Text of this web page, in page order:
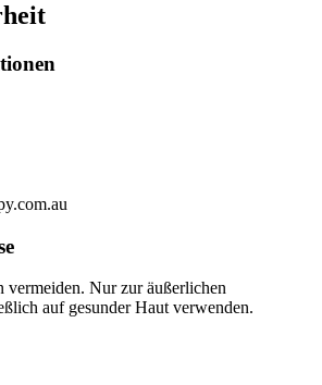
vermeiden. Nur zur äußerlichen
auf gesunder Haut verwenden.